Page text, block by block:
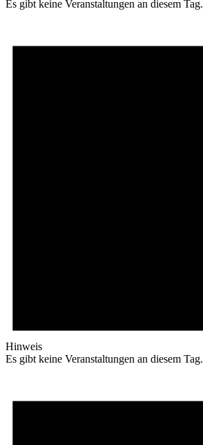
Es gibt keine Veranstaltungen an diesem Tag.
Hinweis
Es gibt keine Veranstaltungen an diesem Tag.